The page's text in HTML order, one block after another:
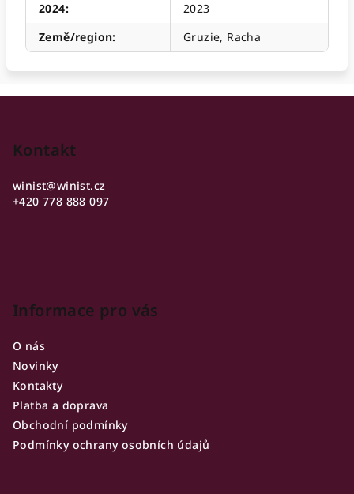
2024:
2023
Země/region: Gruzie, Racha
Kontakt
winist@winist.cz
+420 778 888 097
Informace pro vás
O nás
Novinky
Kontakty
Platba a doprava
Obchodní podmínky
Podmínky ochrany osobních údajů